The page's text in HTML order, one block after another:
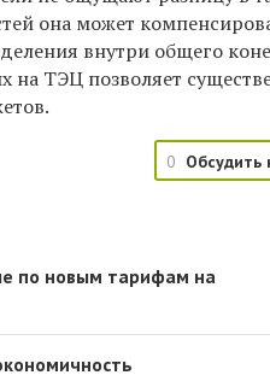
она может
внутри общего
на ТЭЦ позволяет
0 Обсудить
по новым тарифам на